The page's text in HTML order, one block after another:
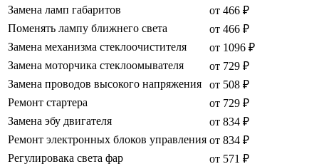
Замена ламп габаритов
от 466 ₽
Поменять лампу ближнего света
от 466 ₽
Замена механизма стеклоочистителя
от 1096 ₽
Замена моторчика стеклоомывателя
от 729 ₽
Замена проводов высокого напряжения
от 508 ₽
Ремонт стартера
от 729 ₽
Замена эбу двигателя
от 834 ₽
Ремонт электронных блоков управления от 834 ₽
Регулировака света фар
от 571 ₽